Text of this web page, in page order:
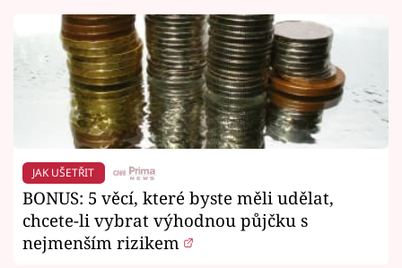
JAK UŠETŘIT
BONUS: 5 věcí, které byste měli udělat,
chcete-li vybrat výhodnou půjčku s
nejmenším rizikem